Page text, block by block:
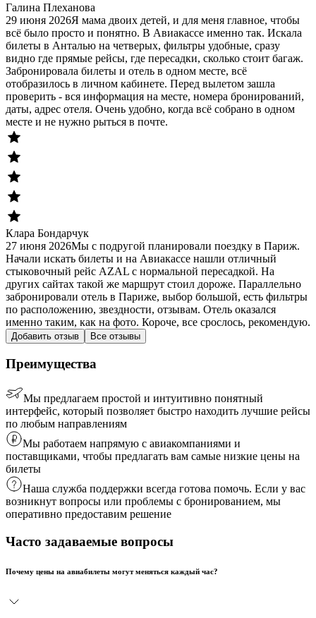
Галина Плеханова
29 июня 2026Я мама двоих детей, и для меня главное, чтобы
всё было просто и понятно. В Авиакассе именно так. Искала
билеты в Анталью на четверых, фильтры удобные, сразу
видно где прямые рейсы, где пересадки, сколько стоит багаж.
Забронировала билеты и отель в одном месте, всё
отобразилось в личном кабинете. Перед вылетом зашла
проверить - вся информация на месте, номера бронирований,
даты, адрес отеля. Очень удобно, когда всё собрано в одном
месте и не нужно рыться в почте.
Клара Бондарчук
27 июня 2026Мы с подругой планировали поездку в Париж.
Начали искать билеты и на Авиакассе нашли отличный
стыковочный рейс AZAL с нормальной пересадкой. На
других сайтах такой же маршрут стоил дороже. Параллельно
забронировали отель в Париже, выбор большой, есть фильтры
по расположению, звездности, отзывам. Отель оказался
именно таким, как на фото. Короче, все срослось, рекомендую.
Добавить отзыв Все отзывы
Преимущества
Мы предлагаем простой и интуитивно понятный
интерфейс, который позволяет быстро находить лучшие рейсы
по любым направлениям
Мы работаем напрямую с авиакомпаниями и
поставщиками, чтобы предлагать вам самые низкие цены на
билеты
Наша служба поддержки всегда готова помочь. Если у вас
возникнут вопросы или проблемы с бронированием, мы
оперативно предоставим решение
Часто задаваемые вопросы
Почему цены на авиабилеты могут меняться каждый час?